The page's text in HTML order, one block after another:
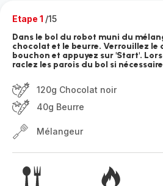
Etape 1 /15
Dans le bol du robot muni du
chocolat et le beurre. Verrouillez le
bouchon et appuyez sur 'Start'.
raclez les parois du bol si
120g Chocolat noir
40g Beurre
Mélangeur